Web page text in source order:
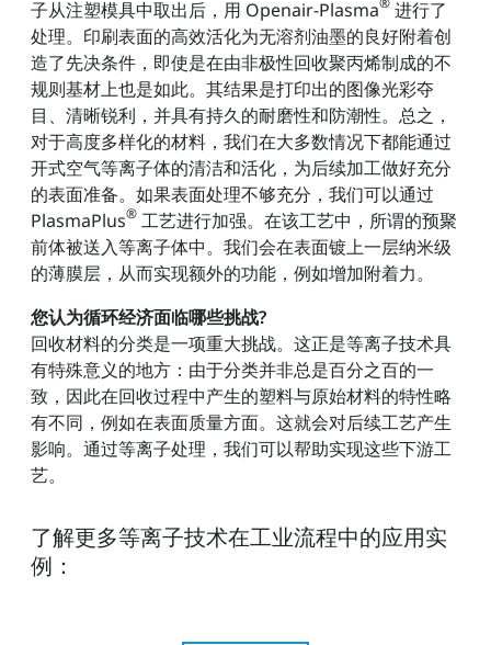
子从注塑模具中取出后，用 Openair-Plasma
进行了
处理。印刷表面的高效活化为无溶剂油墨的良好附着创
造了先决条件，即使是在由非极性回收聚丙烯制成的不
规则基材上也是如此。其结果是打印出的图像光彩夺
目、清晰锐利，并具有持久的耐磨性和防潮性。总之，
对于高度多样化的材料，我们在大多数情况下都能通过
开式空气等离子体的清洁和活化，为后续加工做好充分
的表面准备。如果表面处理不够充分，我们可以通过
PlasmaPlus® 工艺进行加强。在该工艺中，所谓的预聚
前体被送入等离子体中。我们会在表面镀上一层纳米级
的薄膜层，从而实现额外的功能，例如增加附着力。
您认为循环经济面临哪些挑战?
回收材料的分类是一项重大挑战。这正是等离子技术具
有特殊意义的地方：由于分类并非总是百分之百的一
致，因此在回收过程中产生的塑料与原始材料的特性略
有不同，例如在表面质量方面。这就会对后续工艺产生
影响。通过等离子处理，我们可以帮助实现这些下游工
艺。
了解更多等离子技术在工业流程中的应用实
例：